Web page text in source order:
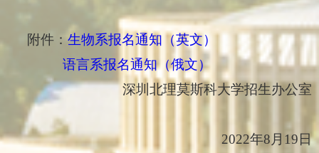
附件：生物系报名通知（英文）
语言系报名通知（俄文）
深圳北理莫斯科大学招生办公室
2022年8月19日